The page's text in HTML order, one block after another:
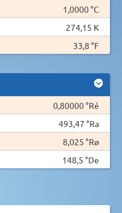
1,0000 °C
274,15 K
33,8 °F
0,80000 °Ré
493,47 °Ra
8,025 °Rø
148,5 °De